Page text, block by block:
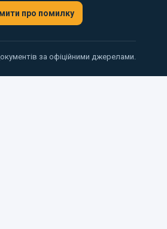
про помилку
за офіційними джерелами.